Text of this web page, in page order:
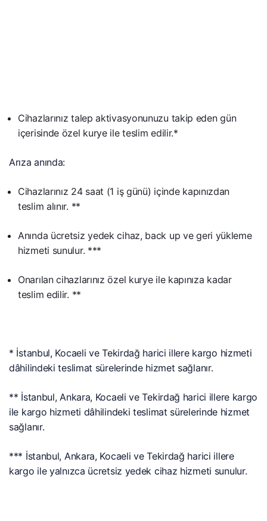
Cihazlarınız talep aktivasyonunuzu takip eden gün
içerisinde özel kurye ile teslim edilir.*
Arıza anında:
Cihazlarınız 24 saat (1 iş günü) içinde kapınızdan
teslim alınır. **
Anında ücretsiz yedek cihaz, back up ve geri yükleme
hizmeti sunulur. ***
Onarılan cihazlarınız özel kurye ile kapınıza kadar
teslim edilir. **
* İstanbul, Kocaeli ve Tekirdağ harici illere kargo hizmeti
dâhilindeki teslimat sürelerinde hizmet sağlanır.
** İstanbul, Ankara, Kocaeli ve Tekirdağ harici illere kargo
ile kargo hizmeti dâhilindeki teslimat sürelerinde hizmet
sağlanır.
*** İstanbul, Ankara, Kocaeli ve Tekirdağ harici illere
kargo ile yalnızca ücretsiz yedek cihaz hizmeti sunulur.